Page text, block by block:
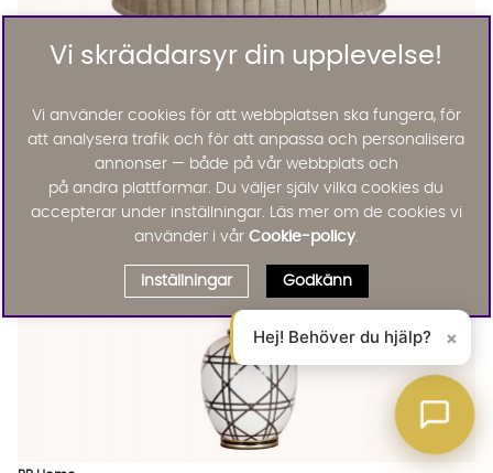
SOFIA Plissé 25cm Natur Finns även i dessa färger:
KAMPANJ
340 :-
425 :-
Vi skräddarsyr din upplevelse!
Vi använder cookies för att webbplatsen ska fungera, för
att analysera trafik och för att anpassa och personalisera
annonser — både på vår webbplats och
på andra plattformar. Du väljer själv vilka cookies du
accepterar under inställningar. Läs mer om de cookies vi
använder i vår Cookie-policy.
Inställningar Godkänn
Hej! Behöver du hjälp? ×